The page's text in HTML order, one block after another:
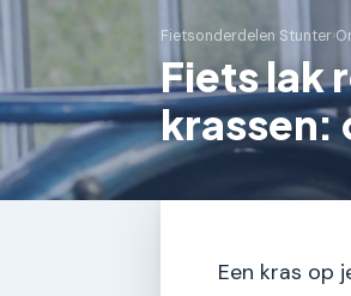
Fietsonderdelen Stunter›
Fiets lak
krassen:
Een kras op